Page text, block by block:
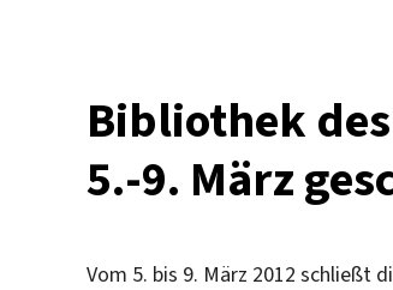
Bibliothek
5.-9. März
Vom 5. bis 9. März 2012 schließt